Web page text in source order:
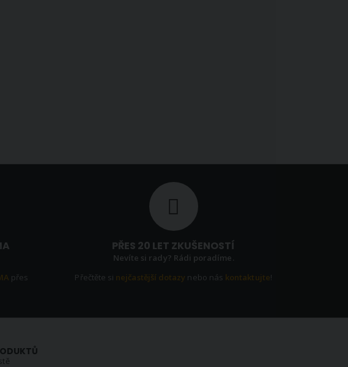
přes
PŘES 20 LET ZKUŠENOSTÍ
Nevíte si rady? Rádi poradíme.
Přečtěte si nejčastější dotazy nebo nás kontaktujte!